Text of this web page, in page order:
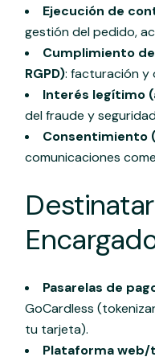
Ejecución de
gestión del pedido,
Cumplimiento
RGPD): facturación y
Interés legítimo
del fraude y
Consentimiento
comunicaciones
Pasarelas de
GoCardless
tu tarjeta).
Plataforma web/